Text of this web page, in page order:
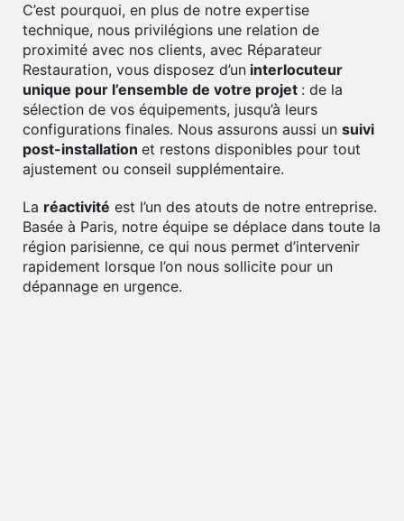
C’est pourquoi, en plus de notre expertise
technique, nous privilégions une relation de
proximité avec nos clients, avec Réparateur
Restauration, vous disposez d’un interlocuteur
unique pour l’ensemble de votre projet : de la
sélection de vos équipements, jusqu’à leurs
configurations finales. Nous assurons aussi un suivi
post-installation et restons disponibles pour tout
ajustement ou conseil supplémentaire.
La réactivité est l’un des atouts de notre entreprise.
Basée à Paris, notre équipe se déplace dans toute la
région parisienne, ce qui nous permet d’intervenir
rapidement lorsque l’on nous sollicite pour un
dépannage en urgence.